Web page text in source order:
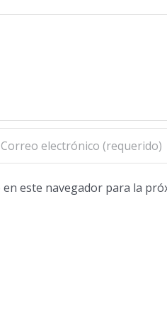
este navegador para la